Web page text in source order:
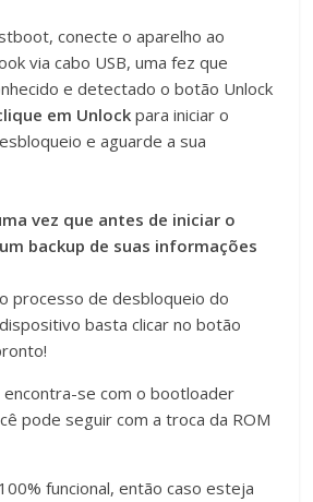
conecte o aparelho ao
via cabo USB, uma fez que
e detectado o botão Unlock
em Unlock para iniciar o
e aguarde a sua
vez que antes de iniciar o
backup de suas informações
processo de desbloqueio do
basta clicar no botão
encontra-se com o bootloader
pode seguir com a troca da ROM
funcional, então caso esteja